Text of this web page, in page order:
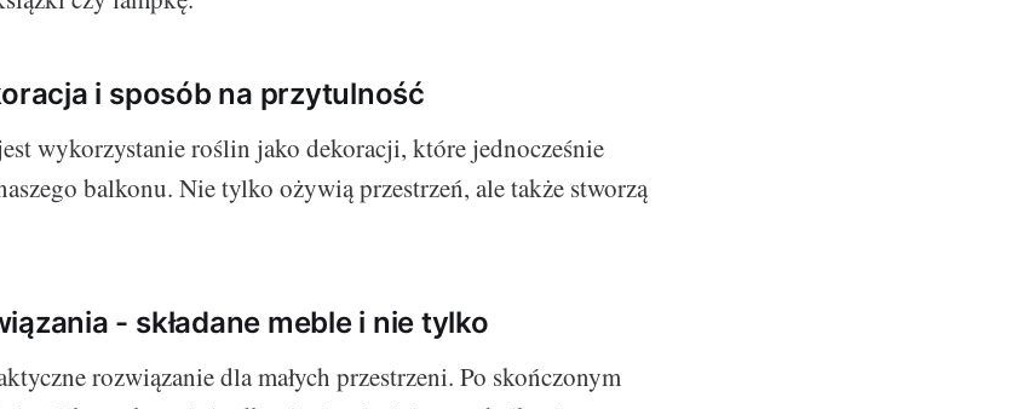
i sposób na przytulność
wykorzystanie roślin jako dekoracji, które jednocześnie
balkonu. Nie tylko ożywią przestrzeń, ale także stworzą
- składane meble i nie tylko
rozwiązanie dla małych przestrzeni. Po skończonym